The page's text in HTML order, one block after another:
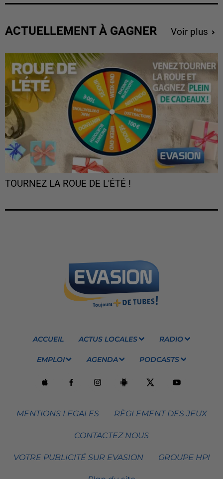
ACTUELLEMENT À GAGNER Voir plus
TOURNEZ LA ROUE DE L'ÉTÉ !
ACCUEIL ACTUS LOCALES RADIO
EMPLOI AGENDA PODCASTS
MENTIONS LEGALES RÈGLEMENT DES JEUX
CONTACTEZ NOUS
VOTRE PUBLICITÉ SUR EVASION GROUPE HPI